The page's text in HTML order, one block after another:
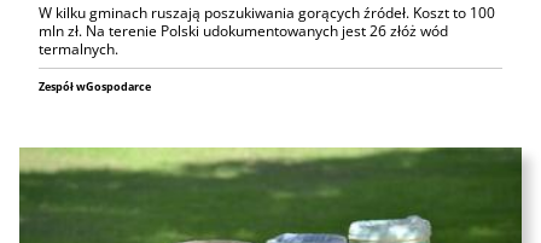
W kilku gminach ruszają poszukiwania gorących źródeł. Koszt to 100
mln zł. Na terenie Polski udokumentowanych jest 26 złóż wód
termalnych.
Zespół wGospodarce